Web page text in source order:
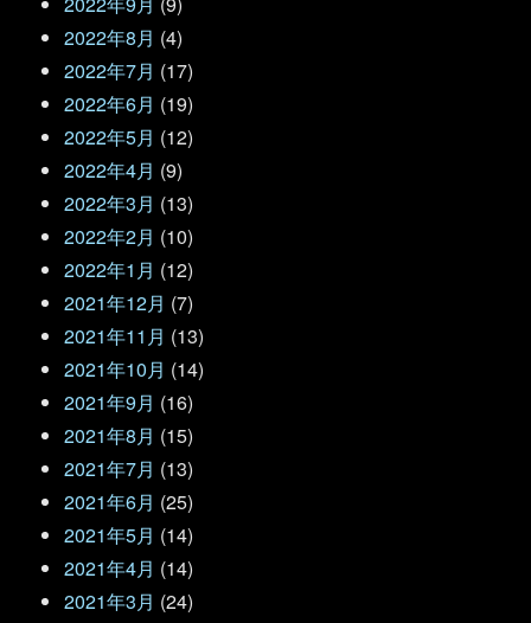
2022年8月 (4)
2022年7月 (17)
2022年6月 (19)
2022年5月 (12)
2022年4月 (9)
2022年3月 (13)
2022年2月 (10)
2022年1月 (12)
2021年12月 (7)
2021年11月 (13)
2021年10月 (14)
2021年9月 (16)
2021年8月 (15)
2021年7月 (13)
2021年6月 (25)
2021年5月 (14)
2021年4月 (14)
2021年3月 (24)